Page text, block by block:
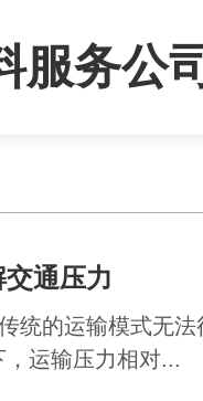
服务公
通压力
统的运输模式无
运输压力相对...